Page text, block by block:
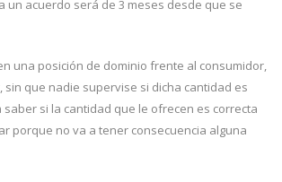
un acuerdo será de 3 meses desde que se
una posición de dominio frente al consumidor,
que nadie supervise si dicha cantidad es
si la cantidad que le ofrecen es correcta
porque no va a tener consecuencia alguna